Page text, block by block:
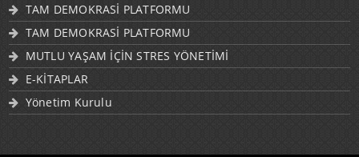
TAM DEMOKRASİ PLATFORMU
TAM DEMOKRASİ PLATFORMU
MUTLU YAŞAM İÇİN STRES YÖNETİMİ
E-KİTAPLAR
Yönetim Kurulu